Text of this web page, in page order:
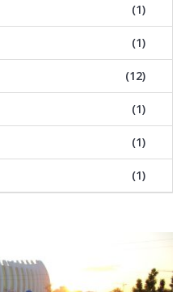
(1)
(1)
(12)
(1)
(1)
(1)